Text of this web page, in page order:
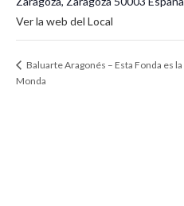
Ver la web del Local
Baluarte Aragonés – Esta Fonda es la
Monda